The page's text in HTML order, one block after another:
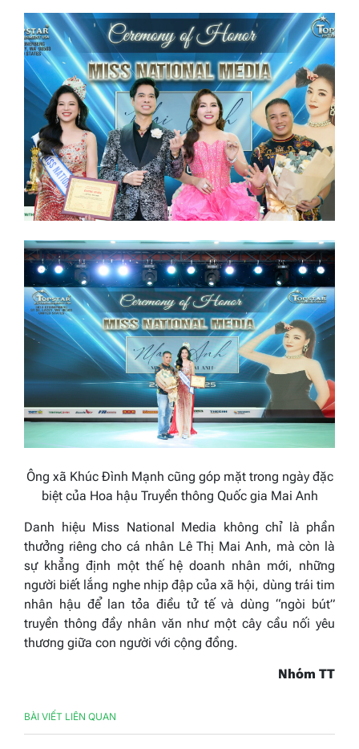
Ông xã Khúc Đình Mạnh cũng góp mặt trong ngày đặc
biệt của Hoa hậu Truyền thông Quốc gia Mai Anh
Danh hiệu Miss National Media không chỉ là phần
thưởng riêng cho cá nhân Lê Thị Mai Anh, mà còn là
sự khẳng định một thế hệ doanh nhân mới, những
người biết lắng nghe nhịp đập của xã hội, dùng trái tim
nhân hậu để lan tỏa điều tử tế và dùng “ngòi bút”
truyền thông đầy nhân văn như một cây cầu nối yêu
thương giữa con người với cộng đồng.
Nhóm TT
BÀI VIẾT LIÊN QUAN